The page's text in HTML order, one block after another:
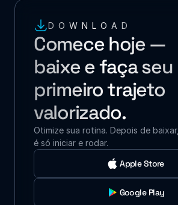
DOWNLOAD
Comece hoje —
baixe e faça seu
primeiro trajeto
valorizado.
Otimize sua rotina. Depois de baixar,
é só iniciar e rodar.
Apple Store
Google Play